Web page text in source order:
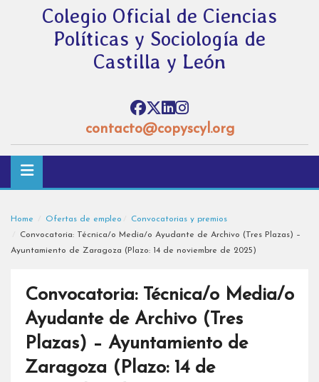
Colegio Oficial de Ciencias
Políticas y Sociología de
Castilla y León
contacto@copyscyl.org
Home Ofertas de empleo
Convocatorias y premios
Convocatoria: Técnica/o Media/o Ayudante de Archivo (Tres Plazas) –
Ayuntamiento de Zaragoza (Plazo: 14 de noviembre de 2025)
Convocatoria: Técnica/o Media/o
Ayudante de Archivo (Tres
Plazas) – Ayuntamiento de
Zaragoza (Plazo: 14 de